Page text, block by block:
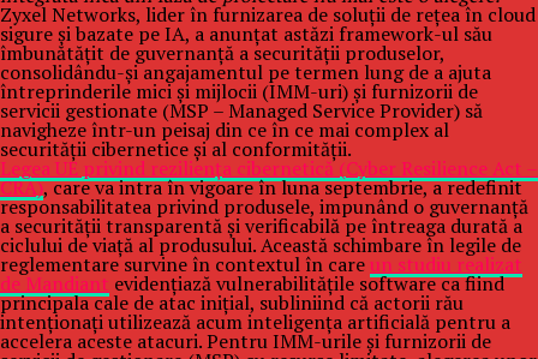
Zyxel Networks, lider în furnizarea de soluții de rețea în cloud
sigure și bazate pe IA, a anunțat astăzi framework-ul său
îmbunătățit de guvernanță a securității produselor,
consolidându-și angajamentul pe termen lung de a ajuta
întreprinderile mici și mijlocii (IMM-uri) și furnizorii de
servicii gestionate (MSP – Managed Service Provider) să
navigheze într-un peisaj din ce în ce mai complex al
securității cibernetice și al conformității.
Legea UE privind reziliența cibernetică (Cyber Resilience Act –
CRA), care va intra în vigoare în luna septembrie, a redefinit
responsabilitatea privind produsele, impunând o guvernanță
a securității transparentă și verificabilă pe întreaga durată a
ciclului de viață al produsului. Această schimbare în legile de
reglementare survine în contextul în careun studiu realizat
de Mandiant evidențiază vulnerabilitățile software ca fiind
principala cale de atac inițial, subliniind că actorii rău
intenționați utilizează acum inteligența artificială pentru a
accelera aceste atacuri. Pentru IMM-urile și furnizorii de